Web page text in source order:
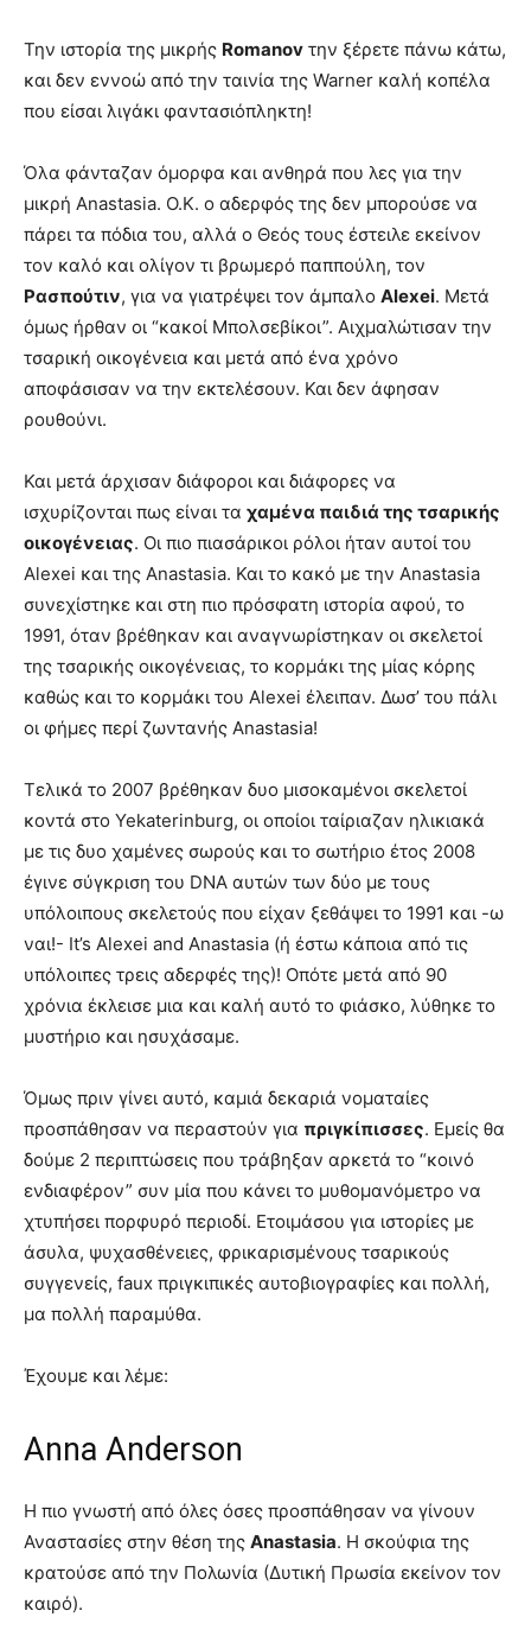
Την ιστορία της μικρής Romanov την ξέρετε πάνω κάτω,
και δεν εννοώ από την ταινία της Warner καλή κοπέλα
που είσαι λιγάκι φαντασιόπληκτη!
Όλα φάνταζαν όμορφα και ανθηρά που λες για την
μικρή Anastasia. O.K. ο αδερφός της δεν μπορούσε να
πάρει τα πόδια του, αλλά ο Θεός τους έστειλε εκείνον
τον καλό και ολίγον τι βρωμερό παππούλη, τον
Ρασπούτιν, για να γιατρέψει τον άμπαλο Alexei. Μετά
όμως ήρθαν οι “κακοί Μπολσεβίκοι”. Αιχμαλώτισαν την
τσαρική οικογένεια και μετά από ένα χρόνο
αποφάσισαν να την εκτελέσουν. Και δεν άφησαν
ρουθούνι.
Και μετά άρχισαν διάφοροι και διάφορες να
ισχυρίζονται πως είναι τα χαμένα παιδιά της τσαρικής
οικογένειας. Οι πιο πιασάρικοι ρόλοι ήταν αυτοί του
Alexei και της Anastasia. Και το κακό με την Anastasia
συνεχίστηκε και στη πιο πρόσφατη ιστορία αφού, το
1991, όταν βρέθηκαν και αναγνωρίστηκαν οι σκελετοί
της τσαρικής οικογένειας, το κορμάκι της μίας κόρης
καθώς και το κορμάκι του Alexei έλειπαν. Δωσ’ του πάλι
οι φήμες περί ζωντανής Anastasia!
Τελικά το 2007 βρέθηκαν δυο μισοκαμένοι σκελετοί
κοντά στο Yekaterinburg, οι οποίοι ταίριαζαν ηλικιακά
με τις δυο χαμένες σωρούς και το σωτήριο έτος 2008
έγινε σύγκριση του DNA αυτών των δύο με τους
υπόλοιπους σκελετούς που είχαν ξεθάψει το 1991 και -ω
ναι!- It’s Alexei and Anastasia (ή έστω κάποια από τις
υπόλοιπες τρεις αδερφές της)! Οπότε μετά από 90
χρόνια έκλεισε μια και καλή αυτό το φιάσκο, λύθηκε το
μυστήριο και ησυχάσαμε.
Όμως πριν γίνει αυτό, καμιά δεκαριά νοματαίες
προσπάθησαν να περαστούν για πριγκίπισσες. Εμείς θα
δούμε 2 περιπτώσεις που τράβηξαν αρκετά το “κοινό
ενδιαφέρον” συν μία που κάνει το μυθομανόμετρο να
χτυπήσει πορφυρό περιοδί. Ετοιμάσου για ιστορίες με
άσυλα, ψυχασθένειες, φρικαρισμένους τσαρικούς
συγγενείς, faux πριγκιπικές αυτοβιογραφίες και πολλή,
μα πολλή παραμύθα.
Έχουμε και λέμε:
Anna Anderson
Η πιο γνωστή από όλες όσες προσπάθησαν να γίνουν
Αναστασίες στην θέση της Anastasia. Η σκούφια της
κρατούσε από την Πολωνία (Δυτική Πρωσία εκείνον τον
καιρό).